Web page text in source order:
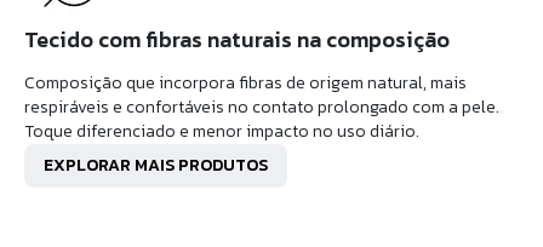
Tecido com fibras naturais na composição
Composição que incorpora fibras de origem natural, mais
respiráveis e confortáveis no contato prolongado com a pele.
Toque diferenciado e menor impacto no uso diário.
EXPLORAR MAIS PRODUTOS